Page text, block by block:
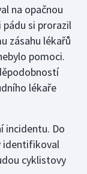
na opačnou
si prorazil
zásahu lékařů
pomoci.
lékaře
incidentu. Do
identifikoval
cyklistovy